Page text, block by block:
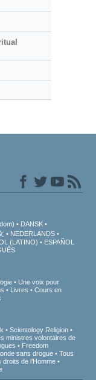
DANSK
NEDERLANDS
(LATINO)
ESPAÑOL
Une voix pour
Livres
Cours en
Scientology Religion
ministres volontaires de
Freedom
sans drogue
Tous
de l’Homme